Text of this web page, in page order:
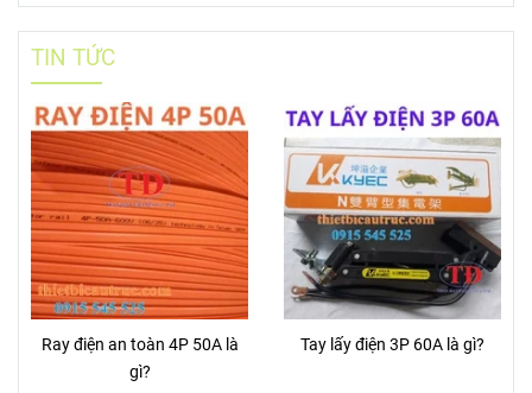
TIN TỨC
Ray điện an toàn 4P 50A là
gì?
Tay lấy điện 3P 60A là gì?